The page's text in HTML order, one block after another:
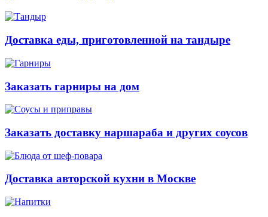
Доставка еды, приготовленной на тандыре
Заказать гарниры на дом
Заказать доставку наршараба и других соусов
Доставка авторской кухни в Москве